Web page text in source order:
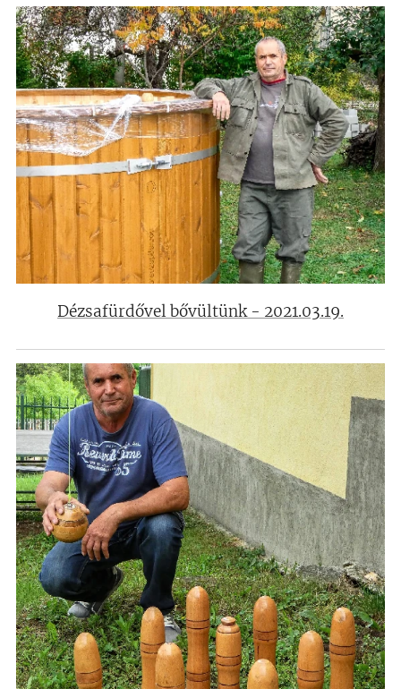
Dézsafürdővel bővültünk - 2021.03.19.